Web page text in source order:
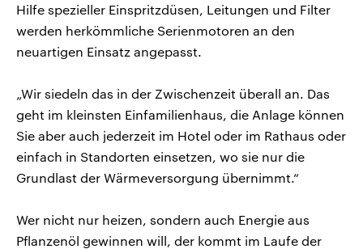
Hilfe spezieller Einspritzdüsen, Leitungen und Filter
werden herkömmliche Serienmotoren an den
neuartigen Einsatz angepasst.
„Wir siedeln das in der Zwischenzeit überall an. Das
geht im kleinsten Einfamilienhaus, die Anlage können
Sie aber auch jederzeit im Hotel oder im Rathaus oder
einfach in Standorten einsetzen, wo sie nur die
Grundlast der Wärmeversorgung übernimmt.“
Wer nicht nur heizen, sondern auch Energie aus
Pflanzenöl gewinnen will, der kommt im Laufe der